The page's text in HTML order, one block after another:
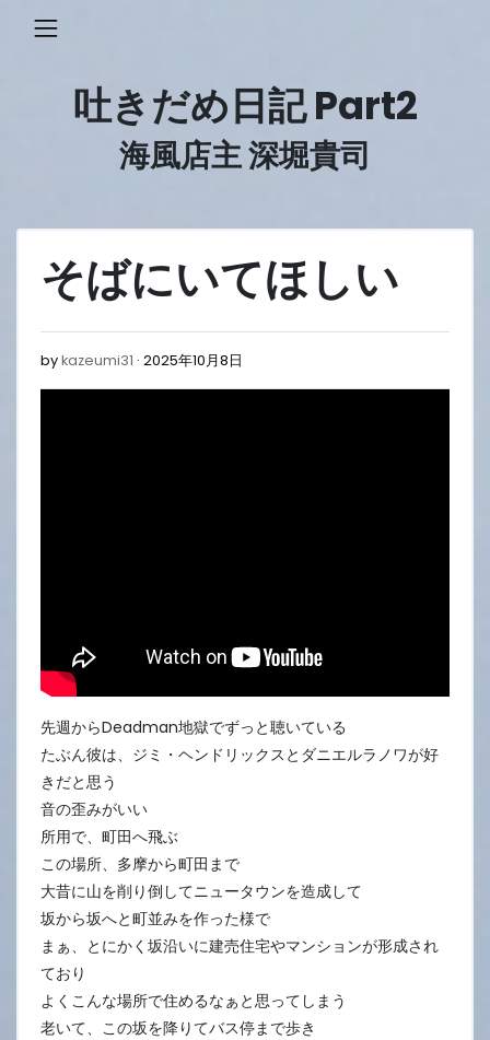
吐きだめ日記 Part2
海風店主 深堀貴司
そばにいてほしい
bykazeumi31 2025年10月8日
先週からDeadman地獄でずっと聴いている
たぶん彼は、ジミ・ヘンドリックスとダニエルラノワが好
きだと思う
音の歪みがいい
所用で、町田へ飛ぶ
この場所、多摩から町田まで
大昔に山を削り倒してニュータウンを造成して
坂から坂へと町並みを作った様で
まぁ、とにかく坂沿いに建売住宅やマンションが形成され
ており
よくこんな場所で住めるなぁと思ってしまう
老いて、この坂を降りてバス停まで歩き